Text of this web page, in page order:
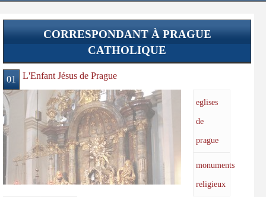
CORRESPONDANT À PRAGUE
CATHOLIQUE
01 L'Enfant Jésus de Prague
eglises
de
prague
monuments
religieux